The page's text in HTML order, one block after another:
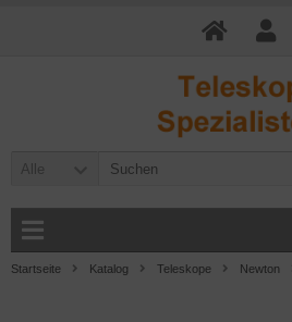
Alle
Startseite Katalog Teleskope Newton